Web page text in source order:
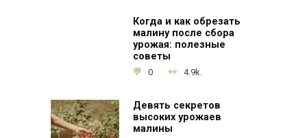
Когда и как обрезать
малину после сбора
урожая: полезные
советы
0 4.9k.
Девять секретов
высоких урожаев
малины